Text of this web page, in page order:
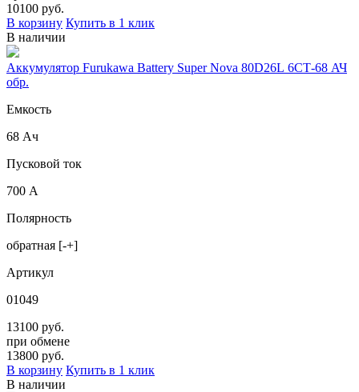
10100 руб.
В корзину Купить в 1 клик
В наличии
Аккумулятор Furukawa Battery Super Nova 80D26L 6СТ-68 АЧ
обр.
Емкость
68 Ач
Пусковой ток
700 А
Полярность
обратная [-+]
Артикул
01049
13100 руб.
при обмене
13800 руб.
В корзину Купить в 1 клик
В наличии